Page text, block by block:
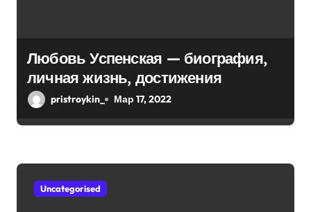
Любовь Успенская — биография,
личная жизнь, достижения
pristroykin_ Мар 17, 2022
Uncategorised